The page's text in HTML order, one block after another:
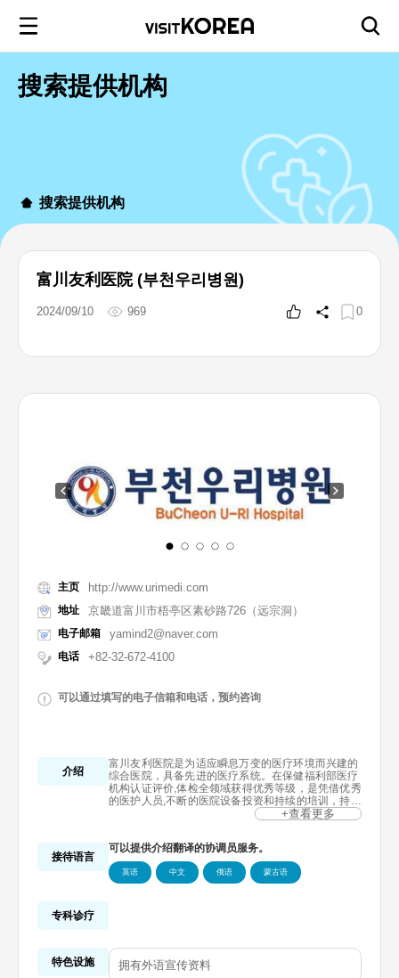
搜索提供机构
搜索提供机构
富川友利医院 (부천우리병원)
2024/09/10 969 0
主页 http://www.urimedi.com
地址 京畿道富川市梧亭区素砂路726（远宗洞）
电子邮箱 yamind2@naver.com
电话 +82-32-672-4100
可以通过填写的电子信箱和电话，预约咨询
介绍
富川友利医院是为适应瞬息万变的医疗环境而兴建的
综合医院，具备先进的医疗系统。在保健福利部医疗
机构认证评价,体检全领域获得优秀等级，是凭借优秀
的医护人员,不断的医院设备投资和持续的培训，持续
成长壮大的医院。富川友利医院设有消化道内科中心,
诊疗科目，提供无需护理人员也可住院的护理综合服
务。富川友利医院综合体检中心占地500坪，与公共
机关和多家企业签订了协议，可顺利进行疾病的早期
+查看更多
接待语言
可以提供介绍翻译的协调员服务。
英语 中文 俄语 蒙古语
专科诊疗
特色设施 拥有外语宣传资料